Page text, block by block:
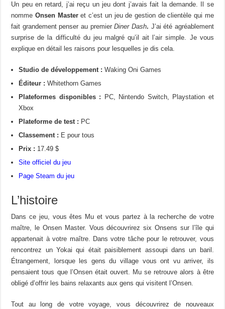
Un peu en retard, j’ai reçu un jeu dont j’avais fait la demande. Il se
nomme Onsen Masteret c’est un jeu de gestion de clientèle qui me
fait grandement penser au premierDiner Dash. J’ai été agréablement
surprise de la difficulté du jeu malgré qu’il ait l’air simple. Je vous
explique en détail les raisons pour lesquelles je dis cela.
Studio de développement :Waking Oni Games
Éditeur :Whitethorn Games
Plateformes disponibles :
PC, Nintendo Switch, Playstation et
Xbox
Plateforme de test : PC
Classement : E pour tous
Prix : 17.49 $
Site officiel du jeu
Page Steam du jeu
L’histoire
Dans ce jeu, vous êtes Mu et vous partez à la recherche de votre
maître, le Onsen Master. Vous découvrirezsixOnsens sur l’îl equi
appartenait à votre maître. Dans votre tâchepour le retrouver, vous
rencontrez unYokai qui était paisiblement assoupi dans un baril .
Étrangement,
orsque les gens du village vous ont vu arriver, ils
pensaient tous que l’Onsen était ouvert. Mu se retrouve alors à être
obligé d’offrir les bainsrelaxants aux gens qui visitent l’Onsen.
Tout au long de votrevoyage, vous découvrirez de nouveaux